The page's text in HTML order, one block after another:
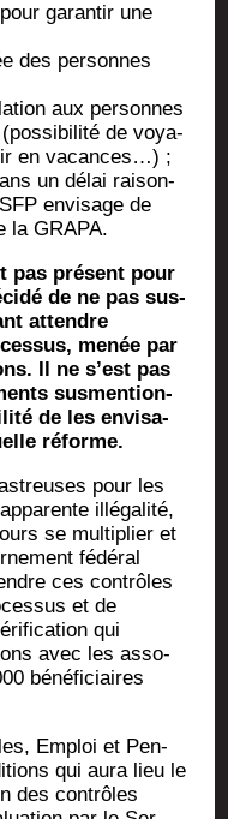
garan­tir une
des per­sonnes
aux per­sonnes
de voya­
en vacances…) ;
un délai rai­son­
envi­sage de
la GRAPA.
pas pré­sent pour
de ne pas sus­
attendre
menée par
Il ne s’est pas
sus­men­tion­
de les envi­sa­
réforme.
pour les
illé­ga­li­té,
se mul­ti­plier et
fédé­ral
ces contrôles
et de
qui
avec les asso­
béné­fi­ciaires
Emploi et Pen­
qui aura lieu le
des contrôles